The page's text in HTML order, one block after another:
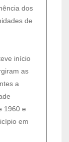
dos
de
início
as
a
1960 e
em